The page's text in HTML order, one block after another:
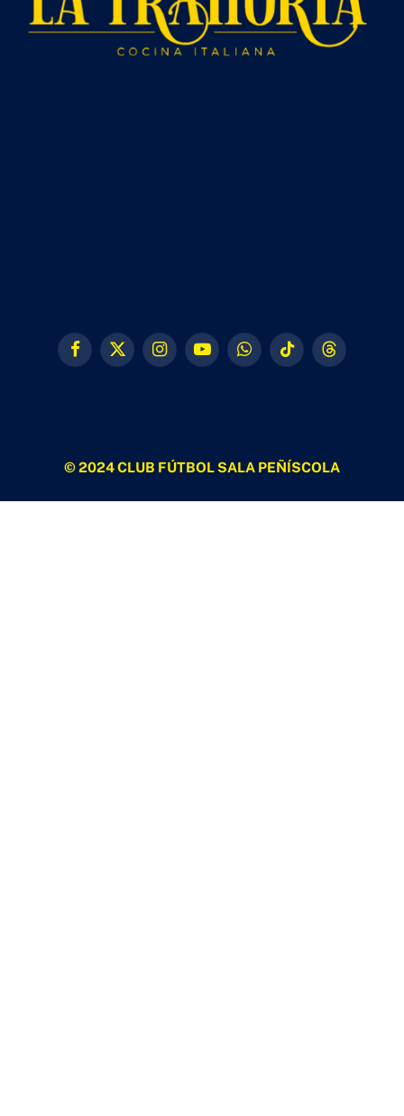
Facebook
X
InstagramYouTubeWhatsAppTikTok Threads
© 2024 CLUB FÚTBOL SALA PEÑÍSCOLA